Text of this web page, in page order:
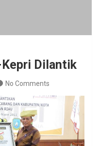
Kepri Dilantik
No Comments